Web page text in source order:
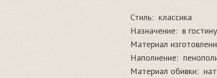
Стиль: классика
Назначение: в
Материал
Наполнение:
Материал обивки: